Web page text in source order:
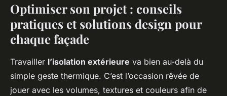
Optimiser son projet : conseils
pratiques et solutions design pour
chaque façade
Travailler l’isolation extérieure va bien au-delà du
simple geste thermique. C’est l’occasion rêvée de
jouer avec les volumes, textures et couleurs afin de